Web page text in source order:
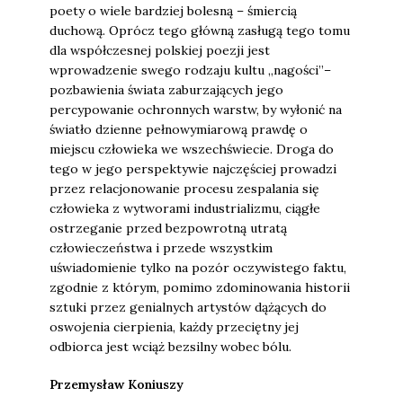
poety o wiele bardziej bolesną – śmiercią
duchową. Oprócz tego główną zasługą tego tomu
dla współczesnej polskiej poezji jest
wprowadzenie swego rodzaju kultu „nagości”–
pozbawienia świata zaburzających jego
percypowanie ochronnych warstw, by wyłonić na
światło dzienne pełnowymiarową prawdę o
miejscu człowieka we wszechświecie. Droga do
tego w jego perspektywie najczęściej prowadzi
przez relacjonowanie procesu zespalania się
człowieka z wytworami industrializmu, ciągłe
ostrzeganie przed bezpowrotną utratą
człowieczeństwa i przede wszystkim
uświadomienie tylko na pozór oczywistego faktu,
zgodnie z którym, pomimo zdominowania historii
sztuki przez genialnych artystów dążących do
oswojenia cierpienia, każdy przeciętny jej
odbiorca jest wciąż bezsilny wobec bólu.
Przemysław Koniuszy